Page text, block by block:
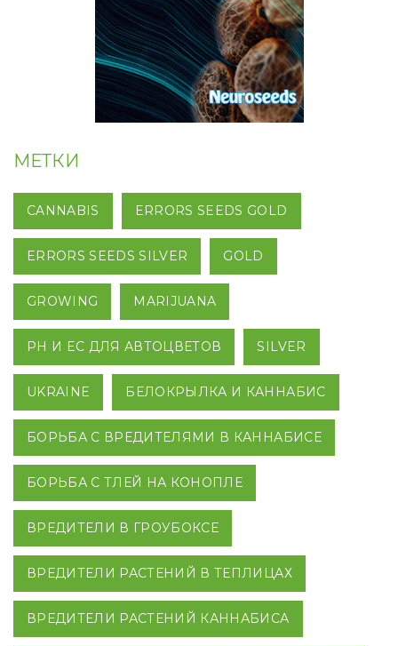
МЕТКИ
CANNABIS ERRORS SEEDS GOLD
ERRORS SEEDS SILVER GOLD
GROWING MARIJUANA
PH И EC ДЛЯ АВТОЦВЕТОВ SILVER
UKRAINE БЕЛОКРЫЛКА И КАННАБИС
БОРЬБА С ВРЕДИТЕЛЯМИ В КАННАБИСЕ
БОРЬБА С ТЛЕЙ НА КОНОПЛЕ
ВРЕДИТЕЛИ В ГРОУБОКСЕ
ВРЕДИТЕЛИ РАСТЕНИЙ В ТЕПЛИЦАХ
ВРЕДИТЕЛИ РАСТЕНИЙ КАННАБИСА